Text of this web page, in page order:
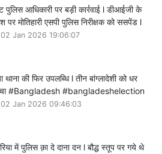
पुलिस आधिकारी पर बड़ी कार्रवाई l डीआईजी के
पर मोतिहारी एसपी पुलिस निरीक्षक को ससपेंड l
02 Jan 2026 19:06:07
थाना की फिर उपलब्धि l तीन बांग्लादेशी को धर
#Bangladesh #bangladeshelection
02 Jan 2026 09:46:03
में पुलिस क़ा दे दाना दन l बौद्ध स्तूप पर गये थे